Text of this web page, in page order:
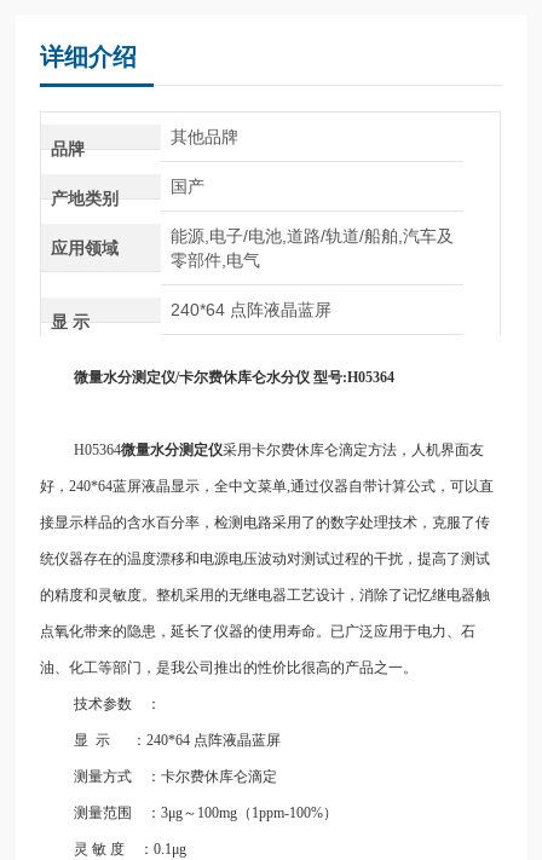
详细介绍
品牌
其他品牌
产地类别
国产
应用领域
能源,电子/电池,道路/轨道/船舶,汽车及
零部件,电气
显 示
240*64 点阵液晶蓝屏
微量水分测定仪/卡尔费休库仑水分仪 型号:H05364
H05364微量水分测定仪采用卡尔费休库仑滴定方法，人机界面友
好，240*64蓝屏液晶显示，全中文菜单,通过仪器自带计算公式，可以直
接显示样品的含水百分率，检测电路采用了的数字处理技术，克服了传
统仪器存在的温度漂移和电源电压波动对测试过程的干扰，提高了测试
的精度和灵敏度。整机采用的无继电器工艺设计，消除了记忆继电器触
点氧化带来的隐患，延长了仪器的使用寿命。已广泛应用于电力、石
油、化工等部门，是我公司推出的性价比很高的产品之一。
技术参数 ：
显 示 ：240*64 点阵液晶蓝屏
测量方式 ：卡尔费休库仑滴定
测量范围 ：3μg～100mg（1ppm-100%）
灵 敏 度 ：0.1μg